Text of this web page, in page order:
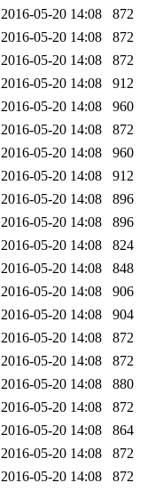
2016-05-20 14:08
872
2016-05-20 14:08
872
2016-05-20 14:08
872
2016-05-20 14:08
912
2016-05-20 14:08
960
2016-05-20 14:08
872
2016-05-20 14:08
960
2016-05-20 14:08
912
2016-05-20 14:08
896
2016-05-20 14:08
896
2016-05-20 14:08
824
2016-05-20 14:08
848
2016-05-20 14:08
906
2016-05-20 14:08
904
2016-05-20 14:08
872
2016-05-20 14:08
872
2016-05-20 14:08
880
2016-05-20 14:08
872
2016-05-20 14:08
864
2016-05-20 14:08
872
2016-05-20 14:08 872